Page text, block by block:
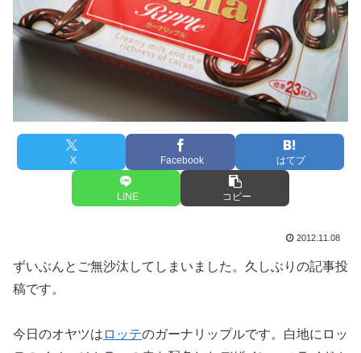
X Facebook はてブ
LINE コピー
2012.11.08
ずいぶんとご無沙汰してしまいました。久しぶりの記事投
稿です。
今日のオヤツは ロッテのガーナリップルです。白地にロッ